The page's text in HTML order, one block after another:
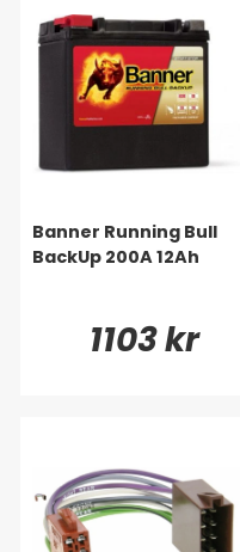
Banner Running Bull
BackUp 200A 12Ah
1103 kr